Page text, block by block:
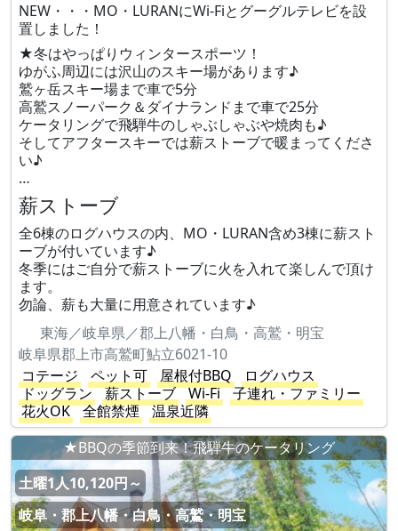
NEW・・・MO・LURANにWi-Fiとグーグルテレビを設
置しました！
★冬はやっぱりウィンタースポーツ！
ゆがふ周辺には沢山のスキー場があります♪
鷲ヶ岳スキー場まで車で5分
高鷲スノーパーク＆ダイナランドまで車で25分
ケータリングで飛騨牛のしゃぶしゃぶや焼肉も♪
そしてアフタースキーでは薪ストーブで暖まってくださ
い♪
…
薪ストーブ
全6棟のログハウスの内、MO・LURAN含め3棟に薪スト
ーブが付いています♪
冬季にはご自分で薪ストーブに火を入れて楽しんで頂け
ます。
勿論、薪も大量に用意されています♪
東海／岐阜県／郡上八幡・白鳥・高鷲・明宝
岐阜県郡上市高鷲町鮎立6021-10
コテージ
ペット可 屋根付BBQ
ログハウス
ドッグラン
薪ストーブ Wi-Fi
子連れ・ファミリー
花火OK
全館禁煙
温泉近隣
★BBQの季節到来！飛騨牛のケータリング
土曜1人10,120円～
岐阜・郡上八幡・白鳥・高鷲・明宝